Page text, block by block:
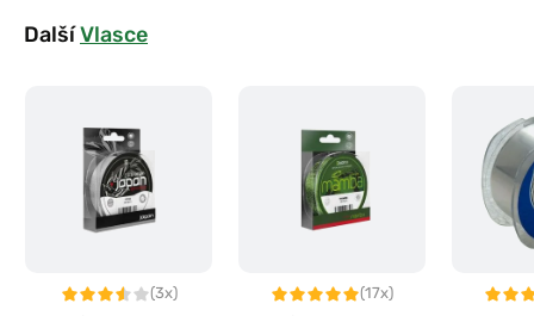
DalšíVlasce
(3x) (17x)